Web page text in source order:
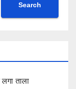
Search
ताला